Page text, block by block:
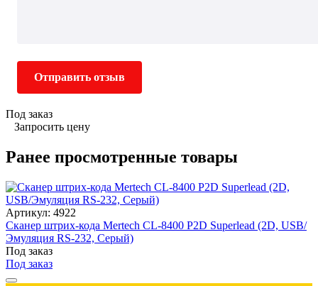
Отправить отзыв
Под заказ
Запросить цену
Ранее просмотренные товары
Артикул: 4922
Сканер штрих-кода Mertech CL-8400 P2D Superlead (2D, USB/
Эмуляция RS-232, Серый)
Под заказ
Под заказ